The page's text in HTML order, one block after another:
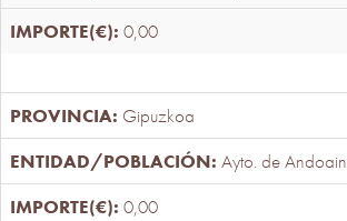
0,00
Gipuzkoa
Ayto. de Andoain
0,00